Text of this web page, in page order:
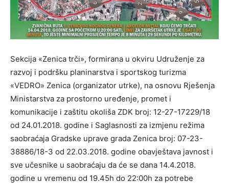
Sekcija «Zenica trči», formirana u okviru Udruženje za
razvoj i podršku planinarstva i sportskog turizma
«VEDRO» Zenica (organizator utrke), na osnovu Rješenja
Ministarstva za prostorno uređenje, promet i
komunikacije i zaštitu okoliša ZDK broj: 12-27-17229/18
od 24.01.2018. godine i Saglasnosti za izmjenu režima
saobraćaja Gradske uprave grada Zenica broj: 07-23-
38886/18-3 od 22.03.2018. godine obavještava javnost i
sve učesnike u saobraćaju da će se dana 14.4.2018.
godine u vremenu od 19.45h do 22:00h za potrebe